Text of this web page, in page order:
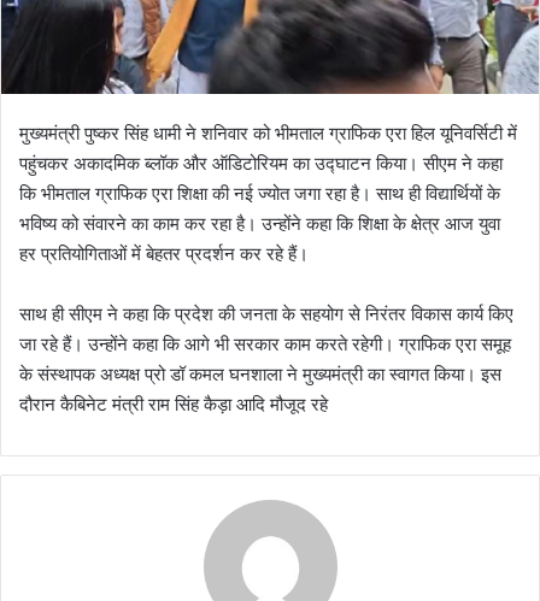
मुख्यमंत्री पुष्कर सिंह धामी ने शनिवार को भीमताल ग्राफिक एरा हिल यूनिवर्सिटी में
पहुंचकर अकादमिक ब्लॉक और ऑडिटोरियम का उद्घाटन किया। सीएम ने कहा
कि भीमताल ग्राफिक एरा शिक्षा की नई ज्योत जगा रहा है। साथ ही विद्यार्थियों के
भविष्य को संवारने का काम कर रहा है। उन्होंने कहा कि शिक्षा के क्षेत्र आज युवा
हर प्रतियोगिताओं में बेहतर प्रदर्शन कर रहे हैं।
साथ ही सीएम ने कहा कि प्रदेश की जनता के सहयोग से निरंतर विकास कार्य किए
जा रहे हैं। उन्होंने कहा कि आगे भी सरकार काम करते रहेगी। ग्राफिक एरा समूह
के संस्थापक अध्यक्ष प्रो डॉ कमल घनशाला ने मुख्यमंत्री का स्वागत किया। इस
दौरान कैबिनेट मंत्री राम सिंह कैड़ा आदि मौजूद रहे